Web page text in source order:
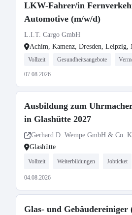
LKW-Fahrer/in
Automotive (m/w/d)
L.I.T. Cargo GmbH
Achim, Kamenz, Dresden, Leipzig,
Vollzeit Gesundheitsangebote
07.08.2026
Ausbildung zum
in Glashütte 2027
Gerhard D. Wempe GmbH & Co.
Glashütte
Vollzeit Weiterbildungen Jobticket
04.08.2026
Glas- und Gebäudereiniger